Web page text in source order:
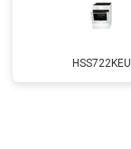
HSS722KEU